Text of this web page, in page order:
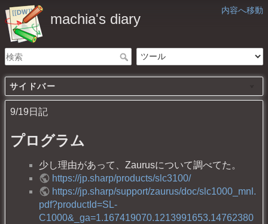
内容へ移動
machia's diary
サイドバー
9/19日記
プログラム
少し理由があって、Zaurusについて調べてた。
https://jp.sharp/products/slc3100/
https://jp.sharp/support/zaurus/doc/slc1000_mnl.
pdf?productId=SL-
C1000&_ga=1.167419070.1213991653.14762380